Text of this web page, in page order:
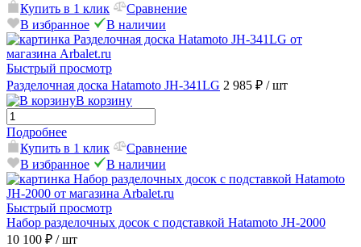
Купить в 1 клик
Сравнение
В избранное
В наличии
Быстрый просмотр
Разделочная доска Hatamoto JH-341LG 2 985 ₽ / шт
В корзину
Подробнее
Купить в 1 клик
Сравнение
В избранное
В наличии
Быстрый просмотр
Набор разделочных досок с подставкой Hatamoto JH-2000
10 100 ₽ / шт